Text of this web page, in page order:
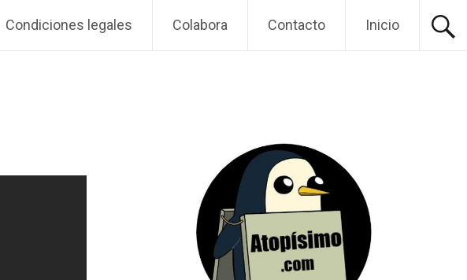
Condiciones legales Colabora Contacto Inicio